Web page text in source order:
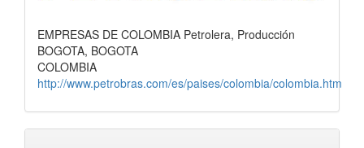
EMPRESAS DE COLOMBIA Petrolera, Producción
BOGOTA, BOGOTA
COLOMBIA
http://www.petrobras.com/es/paises/colombia/colombia.htm